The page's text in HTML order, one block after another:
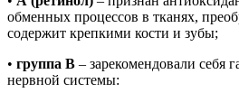
обменных процессов в тканях,
содержит крепкими кости и зубы;
• группа В – зарекомендовали себя
нервной системы: